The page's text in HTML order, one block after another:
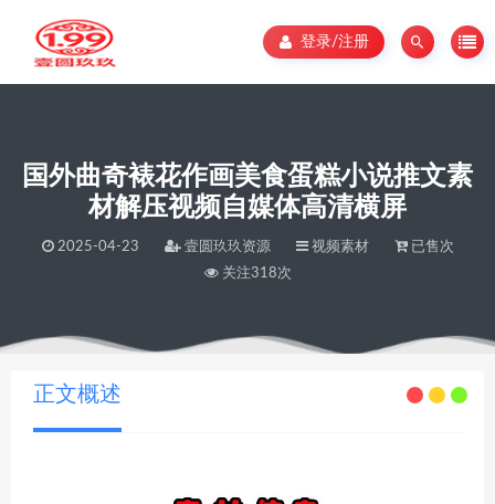
登录/注册
国外曲奇裱花作画美食蛋糕小说推文素
材解压视频自媒体高清横屏
2025-04-23 壹圆玖玖资源 视频素材
已售次
关注318次
当前位置：壹圆玖玖资源 >国外曲奇裱花作画美食蛋糕小说推文素材解压视频自媒体高清横屏
正文概述